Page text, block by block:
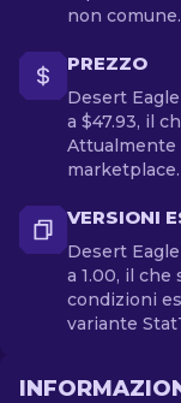
non comune.
PREZZO
Desert
a $47.93, il
Attualmente
marketplace.
VERSIONI
Desert
a 1.00, il
condizioni
variante